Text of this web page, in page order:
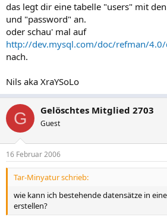
das legt dir eine tabelle "users" mit
und "password" an.
oder schau' mal auf
http://dev.mysql.com/doc/refman/
nach.
Nils aka XraYSoLo
G Gelöschtes Mitglied 2703
Guest
16 Februar 2006
Tar-Minyatur schrieb:
wie kann ich bestehende datensätze in
erstellen?